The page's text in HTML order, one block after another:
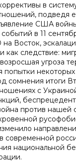
в
подведя
США
в 11
Восток,
как следствие:
угроза
попытки
сомнения итоги
с
против нашей
современной
национальной